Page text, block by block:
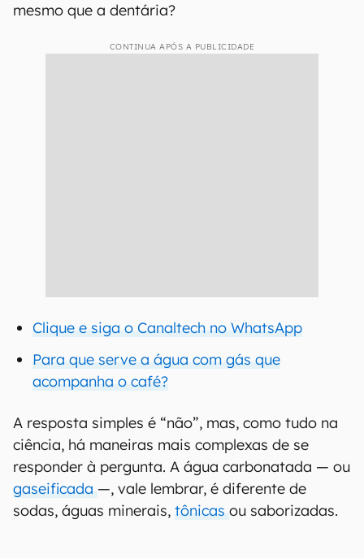
mesmo que a dentária?
CONTINUA APÓS A PUBLICIDADE
Clique e siga o Canaltech no WhatsApp
Para que serve a água com gás que
acompanha o café?
A resposta simples é “não”, mas, como tudo na
ciência, há maneiras mais complexas de se
responder à pergunta. A água carbonatada — ou
gaseificada —, vale lembrar, é diferente de
sodas, águas minerais, tônicas ou saborizadas.